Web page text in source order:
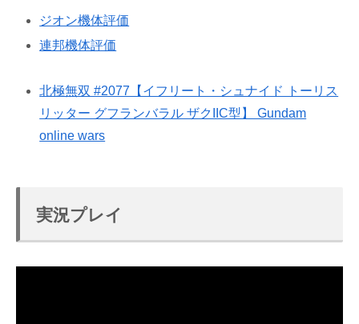
ジオン機体評価
連邦機体評価
北極無双 #2077【イフリート・シュナイド トーリス
リッター グフランバラル ザクIIC型】 Gundam
online wars
実況プレイ